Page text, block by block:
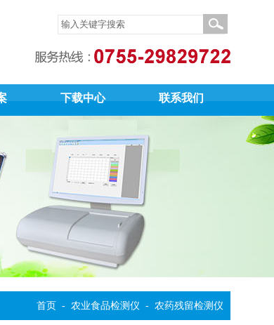
下载中心 联系我们
首页 - 农业食品检测仪 - 农药残留检测仪